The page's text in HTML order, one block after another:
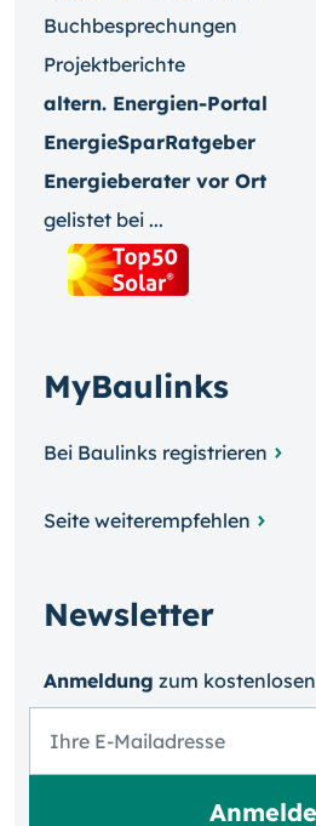
Buchbesprechungen
Projektberichte
altern. Energien-Portal
EnergieSparRatgeber
Energieberater vor Ort
gelistet bei ...
MyBaulinks
Bei Baulinks registrieren
Seite weiterempfehlen
Newsletter
Anmeldung zum kosten­losen